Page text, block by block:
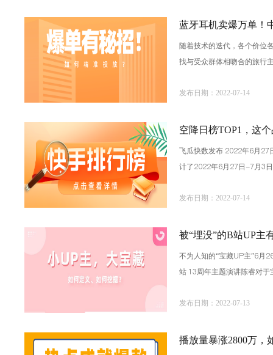
蓝牙耳机卖爆万单！
随着技术的迭代，各个价位
找与受众群体相吻合的旅行
发布日期：2022-07-14
空降日榜TOP1，这
飞瓜快数发布 2022年6月27
计了2022年6月27日-7月3
发布日期：2022-07-14
被“埋没”的B站UP主
不为人知的“宝藏UP主”6月
站 13周年主题演讲陈睿对
发布日期：2022-07-13
播放量暴涨2800万，